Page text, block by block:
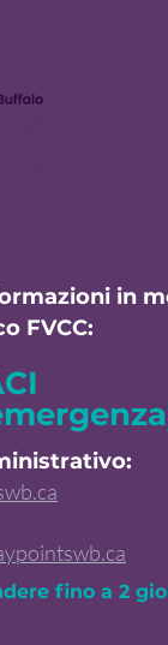
in
FVCC:
fino a 2